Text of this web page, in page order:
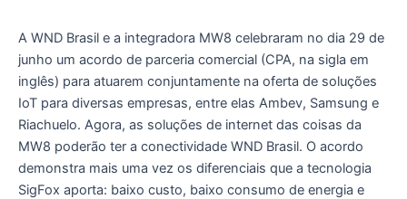
A WND Brasil e a integradora MW8 celebraram no dia 29 de
junho um acordo de parceria comercial (CPA, na sigla em
inglês) para atuarem conjuntamente na oferta de soluções
IoT para diversas empresas, entre elas Ambev, Samsung e
Riachuelo. Agora, as soluções de internet das coisas da
MW8 poderão ter a conectividade WND Brasil. O acordo
demonstra mais uma vez os diferenciais que a tecnologia
SigFox aporta: baixo custo, baixo consumo de energia e